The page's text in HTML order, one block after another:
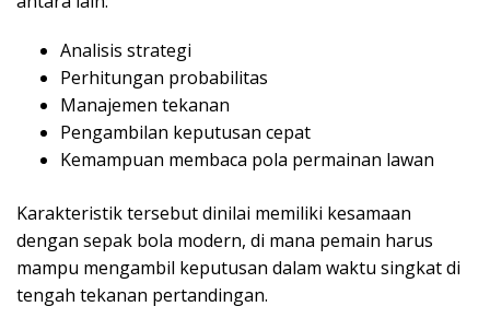
Analisis strategi
Perhitungan probabilitas
Manajemen tekanan
Pengambilan keputusan cepat
Kemampuan membaca pola permainan lawan
Karakteristik tersebut dinilai memiliki kesamaan
dengan sepak bola modern, di mana pemain harus
mampu mengambil keputusan dalam waktu singkat di
tengah tekanan pertandingan.